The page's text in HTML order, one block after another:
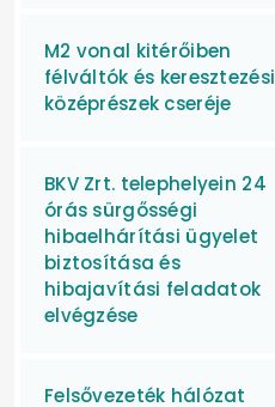
M2 vonal kitérőiben
félváltók és keresztezési
középrészek cseréje
BKV Zrt. telephelyein 24
órás sürgősségi
hibaelhárítási ügyelet
biztosítása és
hibajavítási feladatok
elvégzése
Felsővezeték hálózat